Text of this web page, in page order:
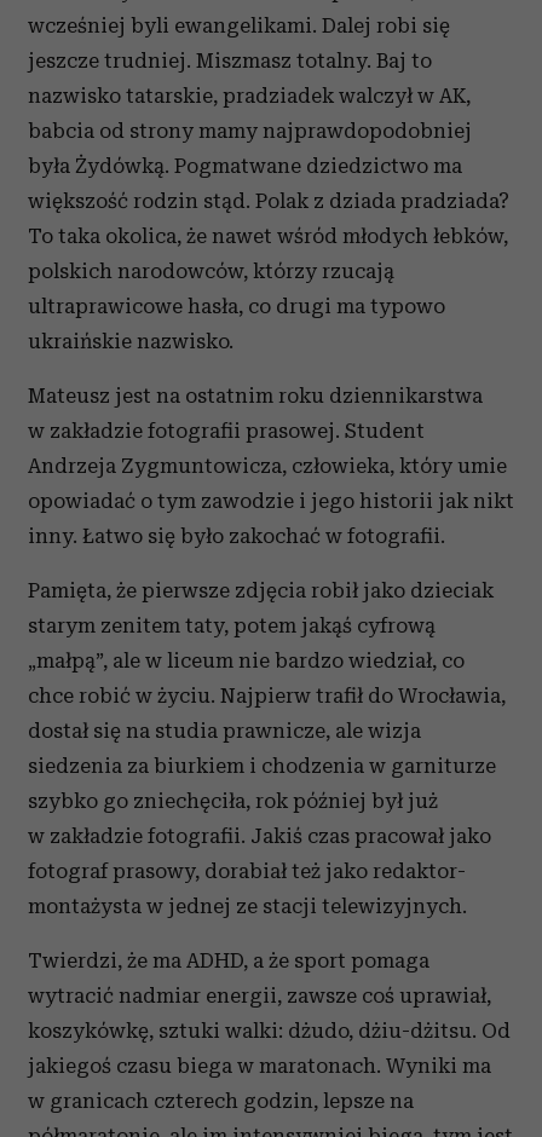
wcześniej byli ewangelikami. Dalej robi się
jeszcze trudniej. Miszmasz totalny. Baj to
nazwisko tatarskie, pradziadek walczył w AK,
babcia od strony mamy najprawdopodobniej
była Żydówką. Pogmatwane dziedzictwo ma
większość rodzin stąd. Polak z dziada pradziada?
To taka okolica, że nawet wśród młodych łebków,
polskich narodowców, którzy rzucają
ultraprawicowe hasła, co drugi ma typowo
ukraińskie nazwisko.
Mateusz jest na ostatnim roku dziennikarstwa
w zakładzie fotografii prasowej. Student
Andrzeja Zygmuntowicza, człowieka, który umie
opowiadać o tym zawodzie i jego historii jak nikt
inny. Łatwo się było zakochać w fotografii.
Pamięta, że pierwsze zdjęcia robił jako dzieciak
starym zenitem taty, potem jakąś cyfrową
„małpą”, ale w liceum nie bardzo wiedział, co
chce robić w życiu. Najpierw trafił do Wrocławia,
dostał się na studia prawnicze, ale wizja
siedzenia za biurkiem i chodzenia w garniturze
szybko go zniechęciła, rok później był już
w zakładzie fotografii. Jakiś czas pracował jako
fotograf prasowy, dorabiał też jako redaktor-
montażysta w jednej ze stacji telewizyjnych.
Twierdzi, że ma ADHD, a że sport pomaga
wytracić nadmiar energii, zawsze coś uprawiał,
koszykówkę, sztuki walki: dżudo, dżiu-dżitsu. Od
jakiegoś czasu biega w maratonach. Wyniki ma
w granicach czterech godzin, lepsze na